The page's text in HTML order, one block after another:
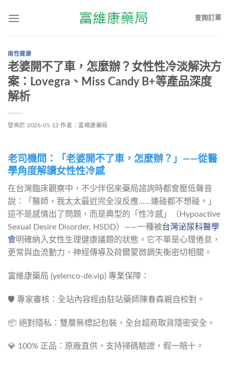
查詢訂單
兩性健康
老婆開不了車，怎麼辦？女性性冷淡解決方
案：Lovegra、Miss Candy B+等產品深度
解析
發佈於 2026-05-13 作者： 富維康藥局
老司機問：「老婆開不了車，怎麼辦？」——從醫
學角度解讀女性性冷感
在台灣臨床觀察中，不少伴侶來藥局諮詢時都會壓低聲音
說：「醫師，我太太最近完全沒反應……連碰都不想碰。」
這不是感情出了問題，而是典型的「性冷感」（Hypoactive
Sexual Desire Disorder, HSDD）——一種被台灣泌尿科醫學
會明確納入女性生理健康議題的狀態。它不單是心理倦怠，
更常與血流動力、神經傳導及荷爾蒙微調失衡密切相關。
富維康藥局 (yelenco-de.vip) 專業保障：
🛡️ 專家審核：全站內容經由駐站藥師陳春森親自校對。
📦 絕對隱私：雙層無標記包裝，全台超商取貨隱密安全。
💎 100% 正品：原廠直供，支持掃碼驗證，假一賠十。